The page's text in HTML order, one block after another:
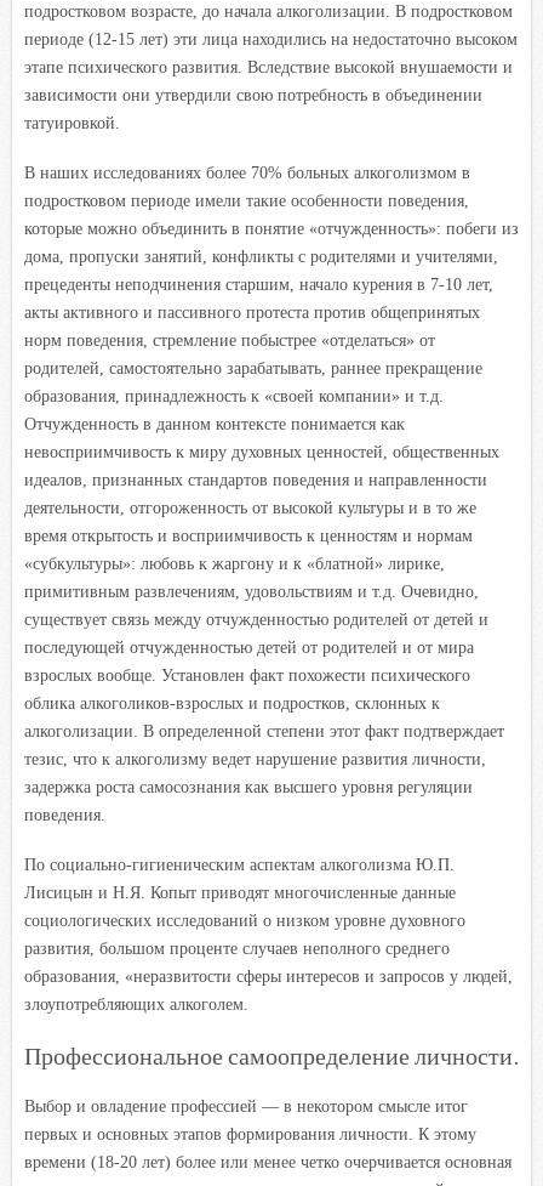
подростковом возрасте, до начала алкоголизации. В подростковом
периоде (12-15 лет) эти лица находились на недостаточно высоком
этапе психического развития. Вследствие высокой внушаемости и
зависимости они утвердили свою потребность в объединении
татуировкой.
В наших исследованиях более 70% больных алкоголизмом в
подростковом периоде имели такие особенности поведения,
которые можно объединить в понятие «отчужденность»: побеги из
дома, пропуски занятий, конфликты с родителями и учителями,
прецеденты неподчинения старшим, начало курения в 7-10 лет,
акты активного и пассивного протеста против общепринятых
норм поведения, стремление побыстрее «отделаться» от
родителей, самостоятельно зарабатывать, раннее прекращение
образования, принадлежность к «своей компании» и т.д.
Отчужденность в данном контексте понимается как
невосприимчивость к миру духовных ценностей, общественных
идеалов, признанных стандартов поведения и направленности
деятельности, отгороженность от высокой культуры и в то же
время открытость и восприимчивость к ценностям и нормам
«субкультуры»: любовь к жаргону и к «блатной» лирике,
примитивным развлечениям, удовольствиям и т.д. Очевидно,
существует связь между отчужденностью родителей от детей и
последующей отчужденностью детей от родителей и от мира
взрослых вообще. Установлен факт похожести психического
облика алкоголиков-взрослых и подростков, склонных к
алкоголизации. В определенной степени этот факт подтверждает
тезис, что к алкоголизму ведет нарушение развития личности,
задержка роста самосознания как высшего уровня регуляции
поведения.
По социально-гигиеническим аспектам алкоголизма Ю.П.
Лисицын и Н.Я. Копыт приводят многочисленные данные
социологических исследований о низком уровне духовного
развития, большом проценте случаев неполного среднего
образования, «неразвитости сферы интересов и запросов у людей,
злоупотребляющих алкоголем.
Профессиональное самоопределение личности.
Выбор и овладение профессией — в некотором смысле итог
первых и основных этапов формирования личности. К этому
времени (18-20 лет) более или менее четко очерчивается основная